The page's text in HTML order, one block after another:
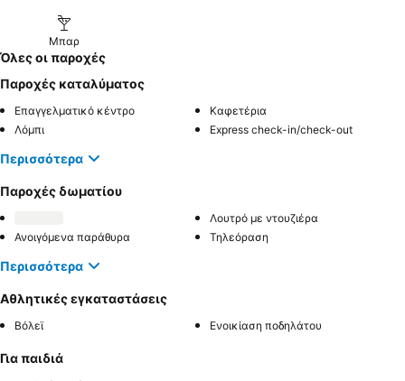
Μπαρ
Όλες οι παροχές
Παροχές καταλύματος
Επαγγελματικό κέντρο
Καφετέρια
Λόμπι
Express check-in/check-out
Περισσότερα
Παροχές δωματίου
Λουτρό με ντουζιέρα
Ανοιγόμενα παράθυρα
Τηλεόραση
Περισσότερα
Αθλητικές εγκαταστάσεις
Βόλεϊ Ενοικίαση ποδηλάτου
Για παιδιά